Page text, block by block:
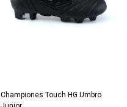
Championes Touch HG Umbro